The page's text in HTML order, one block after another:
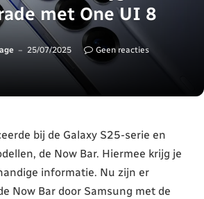
met One UI 8
25/07/2025
Geen reacties
bij de Galaxy S25-serie en
de Now Bar. Hiermee krijg je
informatie. Nu zijn er
Now Bar door Samsung met de